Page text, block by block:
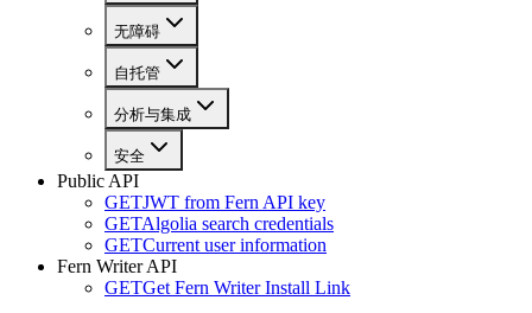
无障碍
自托管
分析与集成
安全
Public API
GETJWT from Fern API key
GETAlgolia search credentials
GETCurrent user information
Fern Writer API
GETGet Fern Writer Install Link